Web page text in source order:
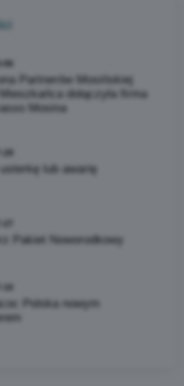
Partnerów Mosińskiej
Mieszkańca dołączyła firma
Mosina
usterkę lub awarię
Pakiet Noworodkowy
Polska nowym